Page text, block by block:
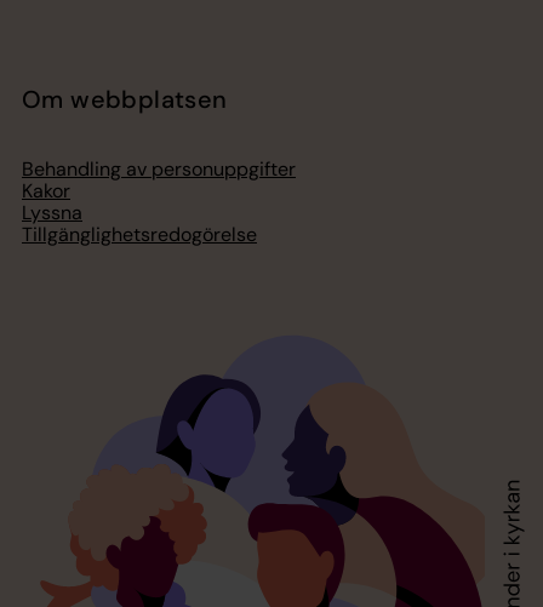
Om webbplatsen
Behandling av personuppgifter
Kakor
Lyssna
Tillgänglighetsredogörelse